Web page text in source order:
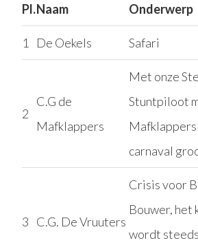
Pl.Naam Onderwerp
1 De Oekels Safari
2
C.G de
Mafklappers
Met onze
Stuntpiloot
carnaval
3 C.G. De Vruuters
Crisis voor
Bouwer, het
wordt steeds